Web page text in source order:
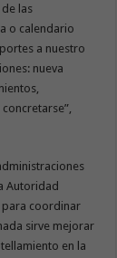
las
o calendario
a nuestro
nueva
Autoridad
para coordinar
sirve mejorar
en la